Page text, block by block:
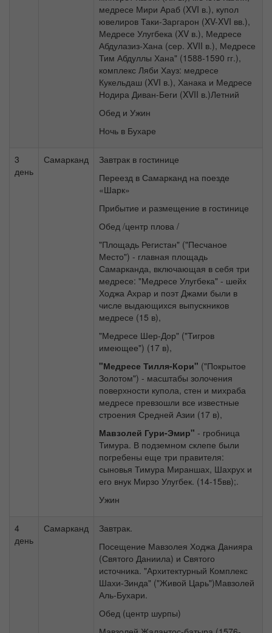
медресе Мири Араб (XVI в.), купол
ювелиров Таки-Заргарон (XV-XVI вв.),
Медресе Улугбека (XV в.), Медресе
Абдулазиз-Хана (сер. XVII в.), Медресе
Тим Абдуллы Хана" (1588-1590 гг.),
комплекс Ляби Хауз: медресе
Кукельдаш (XVI в.), Ханака и Медресе
Нодира Диван-Беги (XVII в.)Летний
Обед и Ужин
Ночь в Бухаре
3
день
Самарканд
Завтрак в гостинице
Переезд в Самарканд на поезде
«Шарк»
Прибытие и размещение в гостинице
Обед /центр плова /
"Площадь Регистан" ("Песчаное
Место") - главная площадь
Самарканда, включающая в себя три
медресе: "Медресе Улугбека" - шейх
Ходжа Ахрар и поэт Джами были в
числе выдающихся выпускников
медресе (15 в),
"Медресе Шер-Дор" ("Тигров
имеющее") (17 в),
"Медресе Тилля-Кори" ("Покрытое
Золотом") - масштабы золочения
поверхности купола, стен и михраба
медресе превзошли все известные
строения Средней Азии (17 в),
Мавзолей Гури-Эмир" - гробница
Тимура. В подземном склепе были
погребены еще три правителя:
сыновья Тимура Мираншах, Шахрух и
его внук Мирзо Улугбек. (14-15вв);.
Ужин
4
день
Самарканд
Завтрак.
Посещение Мавзолея Ходжа Данияра
(Святого Даниила) и Святого
источника. "Архитектурный Комплекс
Шахи-Зинда" ("Живой Царь")Мавзолей
Аль-Бухари.
Обед (центр шурпы)